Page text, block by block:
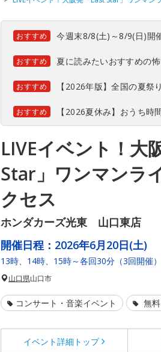
おすすめ 今週末8/8(土)～8/9(日)開
おすすめ 夏に読みたいおすすめの
おすすめ 【2026年版】全国の夏祭
おすすめ 【2026夏休み】おうち時
LIVEイベント！大
Star」ワンマンラ
クセス
ホンダカーズ光東 山口東店
開催日程： 2026年6月20日(土)
13時、14時、15時～各回30分（3回開催）
山口県山口市
コンサート・音楽イベント 無
イベント詳細 トップ